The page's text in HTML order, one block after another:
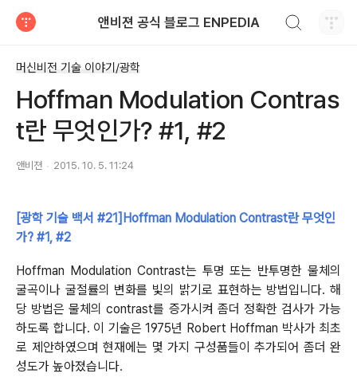
앤비젼 공식 블로그 ENPEDIA
머신비전 기술 이야기/광학
Hoffman Modulation Contras
t란 무엇인가? #1, #2
앤비젼 2015. 10. 5. 11:24
[광학 기술 백서 #21]Hoffman Modulation Contrast란 무엇인
가? #1, #2
Hoffman Modulation Contrast는 투명 또는 반투명한 물체의
굴곡이나 굴절률의 변화를 빛의 밝기로 표현하는 방법입니다. 해
당 방법은 물체의 contrast를 증가시켜 좀더 정확한 검사가 가능
하도록 합니다. 이 기술은 1975년 Robert Hoffman 박사가 최초
로 제안하였으며 현재에는 몇 가지 구성품들이 추가되어 좀더 완
성도가 높아졌습니다.